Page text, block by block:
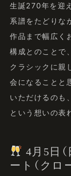
生誕270年を迎
系譜をたどりな
作品まで幅広く
構成とのことで
クラシックに親
会になることと
いただけるのも
という想いの表
4月5日
ート（クロ